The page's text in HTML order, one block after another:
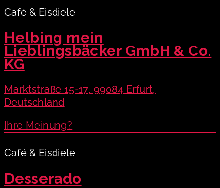
Café & Eisdiele
Helbing mein
Lieblingsbäcker GmbH & Co.
KG
Marktstraße 15-17, 99084 Erfurt,
Deutschland
Ihre Meinung?
Café & Eisdiele
Desserado